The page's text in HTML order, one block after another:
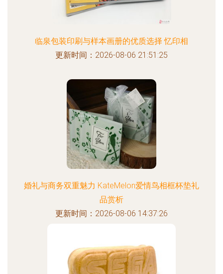
临泉包装印刷与样本画册的优质选择 忆印相
更新时间：2026-08-06 21:51:25
婚礼与商务双重魅力 KateMelon爱情鸟相框杯垫礼
品赏析
更新时间：2026-08-06 14:37:26